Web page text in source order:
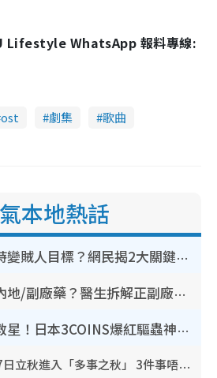
Lifestyle WhatsApp 報料專線:
ost 劇集
歌曲
本地熱話
裝修拆鐵閘隨時變賊人目標？網民揭2大關鍵用途：裝新式等於白裝？附新舊鐵閘分別
網傳公院改用內地/副廠藥？醫生拆解正副廠分別 揭4類人換藥隨時出事
怕蟲人士夏日救星！日本3COINS爆紅驅蟲神器$45起 1招「全程免觸碰」輕鬆搞定小強
立秋2026｜8月7日立秋進入「多事之秋」 3件事唔做得！專家教6招開運 清枱頭／銀包納氣接好運